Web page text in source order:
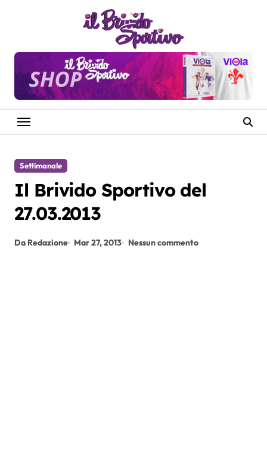
Settimanale
Il Brivido Sportivo del
27.03.2013
Da Redazione Mar 27, 2013 Nessun commento